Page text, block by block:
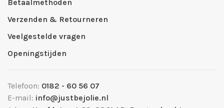
Betaalmethoden
Verzenden & Retourneren
Veelgestelde vragen
Openingstijden
Telefoon: 0182 - 60 56 07
E-mail: info@justbejolie.nl